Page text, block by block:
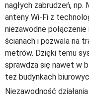
nagłych zabrudzeń,
anteny Wi-Fi z
niezawodne
ścianach i pozwala na
metrów. Dzięki temu
sprawdza się nawet w
też budynkach
Niezawodność